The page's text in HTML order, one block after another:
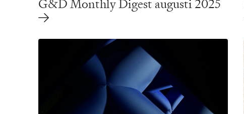
G&D Monthly Digest augusti 2025